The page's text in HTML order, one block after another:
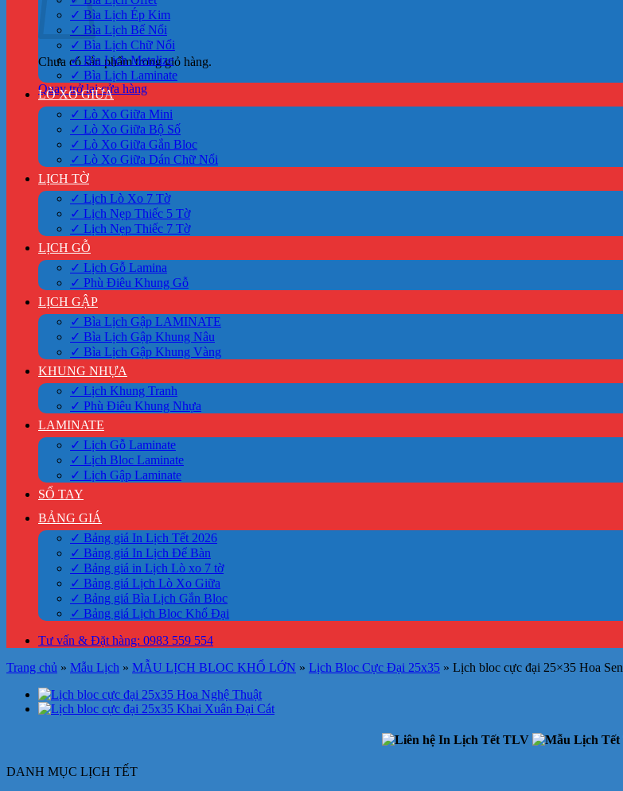
Chưa có sản phẩm trong giỏ hàng.
Quay trở lại cửa hàng
✓ Bìa Lịch Ép Kim
✓ Bìa Lịch Bế Nổi
✓ Bìa Lịch Chữ Nổi
✓ Bìa Lịch Metalize
✓ Bìa Lịch Laminate
LÒ XO GIỮA
✓ Lò Xo Giữa Mini
✓ Lò Xo Giữa Bộ Số
✓ Lò Xo Giữa Gắn Bloc
✓ Lò Xo Giữa Dán Chữ Nổi
LỊCH TỜ
✓ Lịch Lò Xo 7 Tờ
✓ Lịch Nẹp Thiếc 5 Tờ
✓ Lịch Nẹp Thiếc 7 Tờ
LỊCH GỖ
✓ Lịch Gỗ Lamina
✓ Phù Điêu Khung Gỗ
LỊCH GẬP
✓ Bìa Lịch Gập LAMINATE
✓ Bìa Lịch Gập Khung Nâu
✓ Bìa Lịch Gập Khung Vàng
KHUNG NHỰA
✓ Lịch Khung Tranh
✓ Phù Điêu Khung Nhựa
LAMINATE
✓ Lịch Gỗ Laminate
✓ Lịch Bloc Laminate
✓ Lịch Gập Laminate
SỔ TAY
BẢNG GIÁ
✓ Bảng giá In Lịch Tết 2026
✓ Bảng giá In Lịch Để Bàn
✓ Bảng giá in Lịch Lò xo 7 tờ
✓ Bảng giá Lịch Lò Xo Giữa
✓ Bảng giá Bìa Lịch Gắn Bloc
✓ Bảng giá Lịch Bloc Khổ Đại
Tư vấn & Đặt hàng: 0983 559 554
Trang chủ » Mẫu Lịch » MẪU LỊCH BLOC KHỔ LỚN » Lịch Bloc Cực Đại 25x35 » Lịch bloc cực đại 25×35 Hoa Sen
DANH MỤC LỊCH TẾT